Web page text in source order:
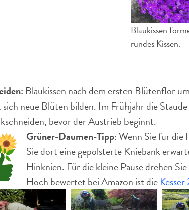
Blaukissen
rundes Kissen.
Blaukissen nach dem ersten Blütenflor
sich neue Blüten bilden. Im Frühjahr die
bevor der Austrieb beginnt.
Grüner-Daumen-Tipp: Wenn Sie für die
Sie dort eine gepolsterte Kniebank
Hinknien. Für die kleine Pause drehen
Hoch bewertet bei Amazon ist die